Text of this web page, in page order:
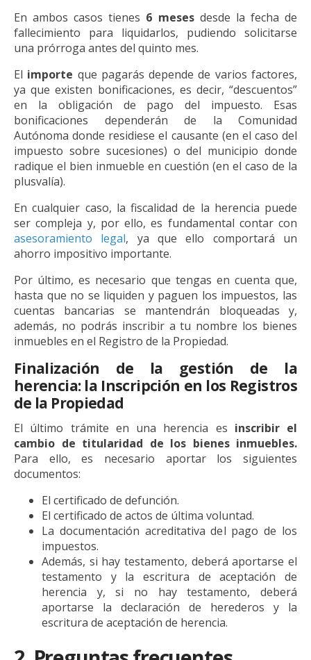
En ambos casos tienes 6 mesesdesde la fecha de
fallecimiento para liquidarlos, pudiendo solicitarse
una prórroga antes del quinto mes.
El importe que pagarás depende de varios factores,
ya que existen bonificaciones, es decir, “descuentos”
en la obligación de pago del impuesto. Esas
bonificaciones dependerán de la Comunidad
Autónoma donde residiese el causante (en el caso del
impuesto sobre sucesiones) o del municipio donde
radique el bien inmueble en cuestión (en el caso de la
plusvalía).
En cualquier caso, la fiscalidad de la herencia puede
ser compleja y, por ello, es fundamental contar con
asesoramiento legal, ya que ello comportará un
ahorro impositivo importante.
Por último, es necesario que tengas en cuenta que,
hasta que no se liquiden y paguen los impuestos, las
cuentas bancarias se mantendrán bloqueadas y,
además, no podrás inscribir a tu nombre los bienes
inmuebles en el Registro de la Propiedad.
Finalización de la gestión de la
herencia: la Inscripción en los Registros
de la Propiedad
El último trámite en una herencia es inscribir el
cambio de titularidad de los bienes inmuebles.
Para ello, es necesario aportar los siguientes
documentos:
El certificado de defunción.
El certificado de actos de última voluntad.
La documentación acreditativa del pago de los
impuestos.
Además, si hay testamento, deberá aportarse el
testamento y la escritura de aceptación de
herencia y, si no hay testamento, deberá
aportarse la declaración de herederos y la
escritura de aceptación de herencia.